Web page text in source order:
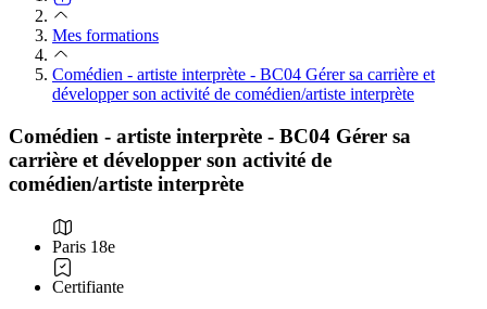
Mes formations
Comédien - artiste interprète - BC04 Gérer sa carrière et
développer son activité de comédien/artiste interprète
Comédien - artiste interprète - BC04 Gérer sa
carrière et développer son activité de
comédien/artiste interprète
Paris 18e
Certifiante